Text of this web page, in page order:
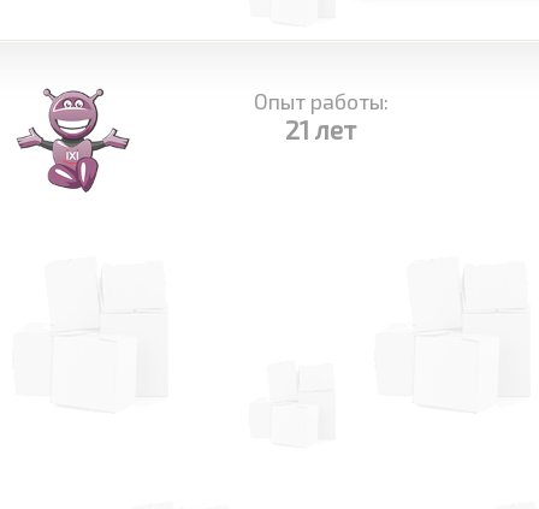
Опыт работы:
21 лет